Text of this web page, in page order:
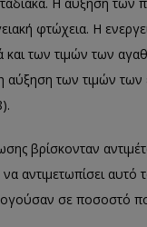
φτώχεια. Η
των τιμών των
αύξηση των τιμών των
βρίσκονταν
αντιμετωπίσει αυτό
σε ποσοστό